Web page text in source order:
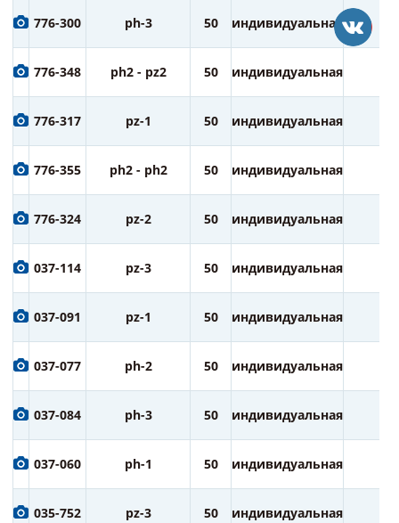
776-300 ph-3 50 индивидуальная
776-348 ph2 - pz2 50 индивидуальная
776-317 pz-1 50 индивидуальная
776-355 ph2 - ph2 50 индивидуальная
776-324 pz-2 50 индивидуальная
037-114 pz-3 50 индивидуальная
037-091 pz-1 50 индивидуальная
037-077 ph-2 50 индивидуальная
037-084 ph-3 50 индивидуальная
037-060 ph-1 50 индивидуальная
035-752 pz-3 50 индивидуальная